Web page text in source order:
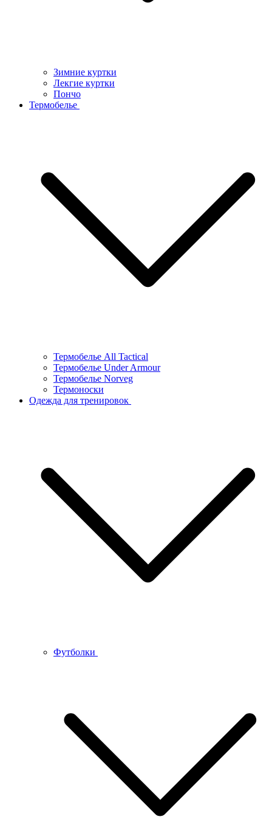
Зимние куртки
Лекгие куртки
Пончо
Термобелье
Термобелье All Tactical
Термобелье Under Armour
Термобелье Norveg
Термоноски
Одежда для тренировок
Футболки